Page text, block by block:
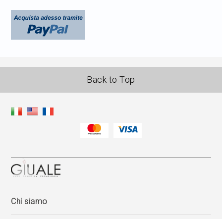
Back to Top
Chi siamo